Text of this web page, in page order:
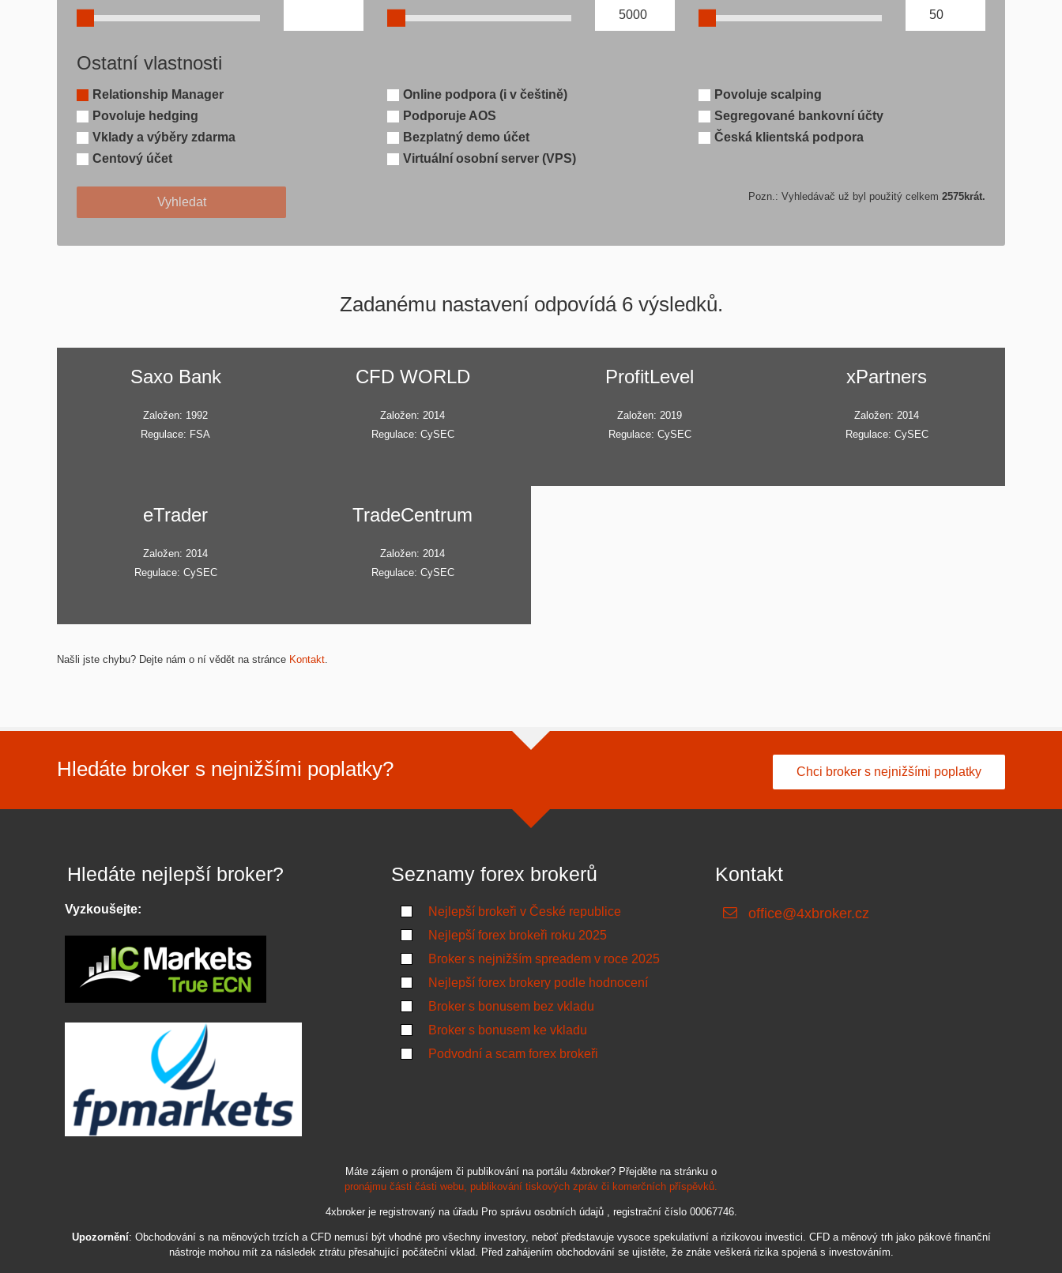
Ostatní vlastnosti
Relationship Manager Online podpora (i v češtině)
Povoluje scalping
Povoluje hedging
Podporuje AOS
Segregované bankovní účty
Vklady a výběry zdarma
Bezplatný demo účet
Česká klientská podpora
Centový účet
Virtuální osobní server (VPS)
Pozn.: Vyhledávač už byl použitý celkem 2575krát.
Zadanému nastavení odpovídá 6 výsledků.
Saxo Bank
Založen: 1992
Regulace: FSA
CFD WORLD
Založen: 2014
Regulace: CySEC
ProfitLevel
Založen: 2019
Regulace: CySEC
xPartners
Založen: 2014
Regulace: CySEC
eTrader
Založen: 2014
Regulace: CySEC
TradeCentrum
Založen: 2014
Regulace: CySEC
Našli jste chybu? Dejte nám o ní vědět na stránce Kontakt
Hledáte broker s nejnižšími poplatky? Chci broker s nejnižšími poplatky
Hledáte nejlepší broker?
Vyzkoušejte:
Seznamy forex brokerů
Nejlepší brokeři v České republice
Nejlepší forex brokeři roku 2025
Broker s nejnižším spreadem v roce 2025
Nejlepší forex brokery podle hodnocení
Broker s bonusem bez vkladu
Broker s bonusem ke vkladu
Podvodní a scam forex brokeři
Kontakt
office@4xbroker.cz
Máte zájem o pronájem či publikování na portálu 4xbroker? Přejděte na stránku o
pronájmu části části webu, publikování tiskových zpráv či komerčních příspěvků.
4xbroker je registrovaný na úřadu Pro správu osobních údajů , registrační číslo 00067746.
Upozornění: Obchodování s na měnových trzích a CFD nemusí být vhodné pro všechny investory, neboť představuje vysoce spekulativní a rizikovou investici. CFD a měnový trh jako pákové finanční
nástroje mohou mít za následek ztrátu přesahující počáteční vklad. Před zahájením obchodování se ujistěte, že znáte veškerá rizika spojená s investováním.